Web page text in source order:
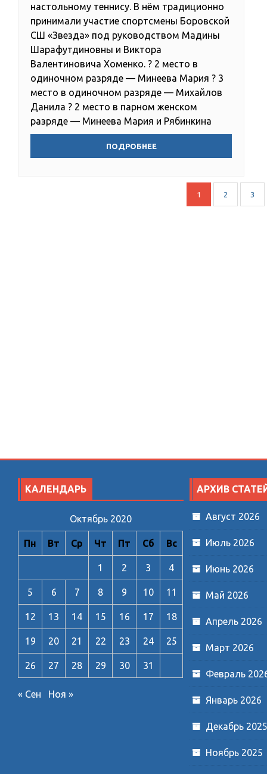
области
по
настольному
теннису
настольному теннису. В нём традиционно
принимали участие спортсмены Боровской
СШ «Звезда» под руководством Мадины
Шарафутдиновны и Виктора
Валентиновича Хоменко. ? 2 место в
одиночном разряде — Минеева Мария ? 3
место в одиночном разряде — Михайлов
Данила ? 2 место в парном женском
разряде — Минеева Мария и Рябинкина
ПОДРОБНЕЕ
1 2 3
КАЛЕНДАРЬ
Октябрь 2020
Пн Вт Ср Чт Пт Сб Вс
1 2 3 4
5 6 7 8 9 10 11
12 13 14 15 16 17 18
19 20 21 22 23 24 25
26 27 28 29 30 31
« Сен Ноя »
АРХИВ
Август 2026
Июль 2026
Июнь 2026
Май 2026
Апрель 2026
Март 2026
Февраль
Январь 2026
Декабрь 2025
Ноябрь 2025